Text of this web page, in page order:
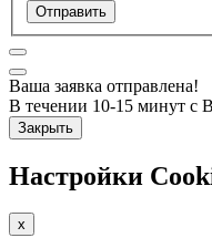
Отправить
Ваша заявка отправлена!
В течении 10-15 минут с
Закрыть
Настройки
x